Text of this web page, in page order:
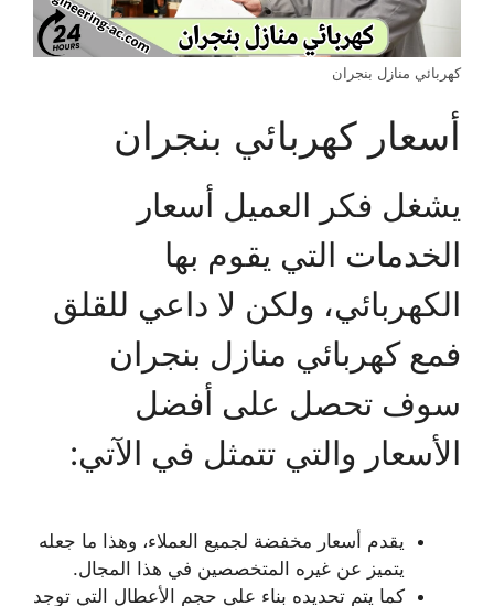
كهربائي منازل بنجران
أسعار كهربائي بنجران
يشغل فكر العميل أسعار
الخدمات التي يقوم بها
الكهربائي، ولكن لا داعي للقلق
فمع كهربائي منازل بنجران
سوف تحصل على أفضل
الأسعار والتي تتمثل في الآتي:
يقدم أسعار مخفضة لجميع العملاء، وهذا ما جعله
يتميز عن غيره المتخصصين في هذا المجال.
كما يتم تحديده بناء على حجم الأعطال التي توجد